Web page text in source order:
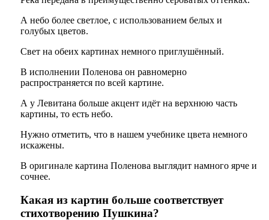
А небо более светлое, с использованием белых и
голубых цветов.
Свет на обеих картинах немного приглушённый.
В исполнении Поленова он равномерно
распространяется по всей картине.
А у Левитана больше акцент идёт на верхнюю часть
картины, то есть небо.
Нужно отметить, что в нашем учебнике цвета немного
искажены.
В оригинале картина Поленова выглядит намного ярче и
сочнее.
Какая из картин больше соответствует
стихотворению Пушкина?